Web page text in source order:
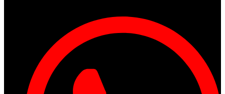
Contacto
Acceder
Iniciar Sesion
Registro
Restablecer la contraseña